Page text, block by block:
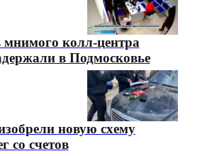
мнимого колл-центра
в Подмосковье
новую схему
со счетов